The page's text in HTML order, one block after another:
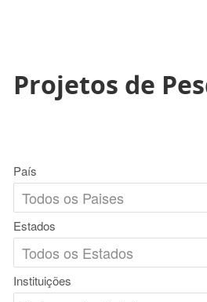
Projetos de
País
Estados
Instituições